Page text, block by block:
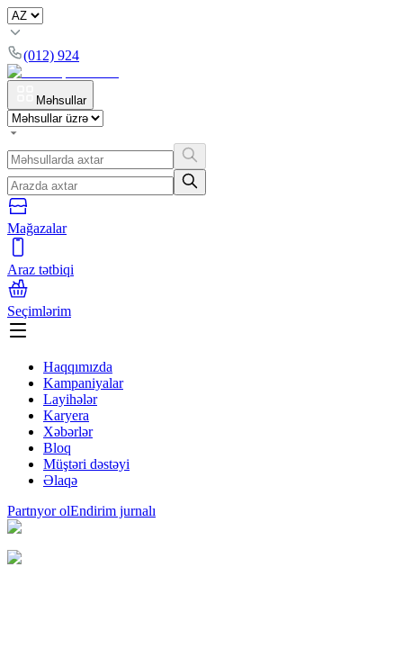
(012) 924
Məhsullar
Mağazalar
Araz tətbiqi
Seçimlərim
Haqqımızda
Kampaniyalar
Layihələr
Karyera
Xəbərlər
Bloq
Müştəri dəstəyi
Əlaqə
Partnyor olEndirim jurnalı